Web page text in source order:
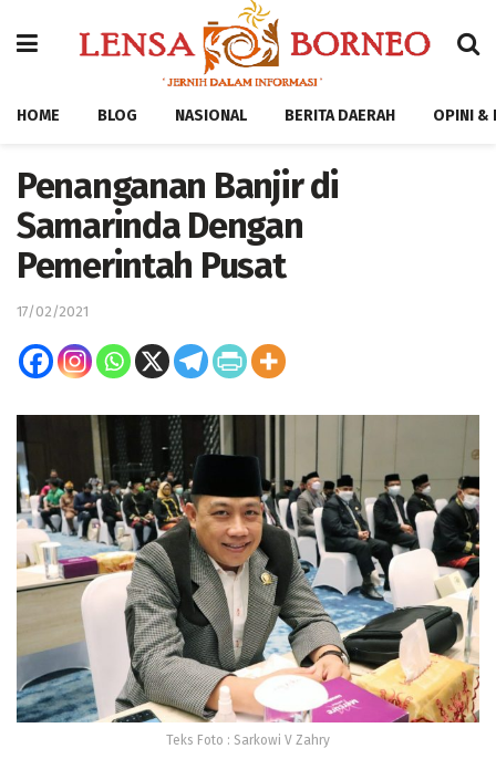
HOME BLOG NASIONAL BERITA DAERAH OPINI &
Penanganan Banjir di
Samarinda Dengan
Pemerintah Pusat
17/02/2021
Teks Foto : Sarkowi V Zahry